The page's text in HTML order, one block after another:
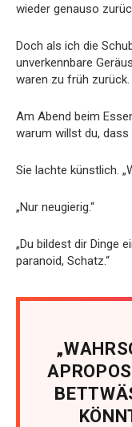
wieder genauso
Doch als ich die
unverkennbare
waren zu früh zurück.
Am Abend beim
warum willst du, dass
Sie lachte künstlich.
„Nur neugierig.“
„Du bildest dir Dinge
paranoid, Schatz.“